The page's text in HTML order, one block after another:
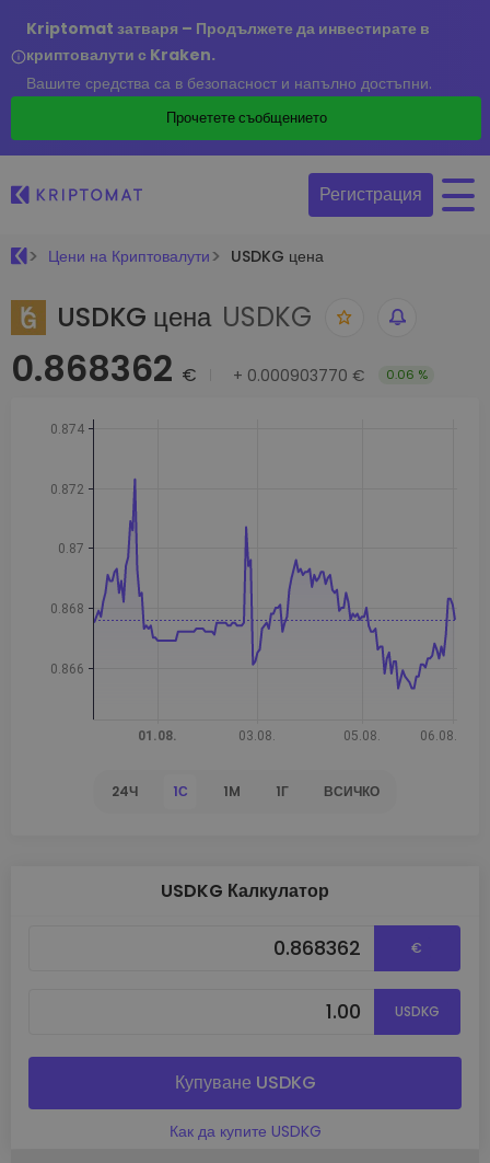
Kriptomat затваря – Продължете да инвестирате в
криптовалути с Kraken.
Вашите средства са в безопасност и напълно достъпни.
Прочетете съобщението
Регистрация
Цени на Криптовалути USDKG цена
USDKG цена USDKG
0.868362 € + 0.000903770 € 0.06 %
24Ч 1С 1M 1Г ВСИЧКО
USDKG Калкулатор
€
USDKG
Купуване USDKG
Как да купите USDKG